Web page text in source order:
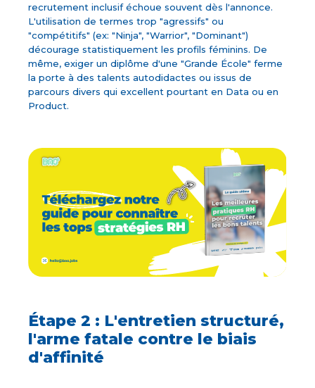
recrutement inclusif échoue souvent dès l'annonce.
L'utilisation de termes trop "agressifs" ou
"compétitifs" (ex: "Ninja", "Warrior", "Dominant")
décourage statistiquement les profils féminins. De
même, exiger un diplôme d'une "Grande École" ferme
la porte à des talents autodidactes ou issus de
parcours divers qui excellent pourtant en Data ou en
Product.
Étape 2 : L'entretien structuré,
l'arme fatale contre le biais
d'affinité